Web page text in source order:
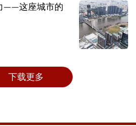
——这座城市的
下载更多